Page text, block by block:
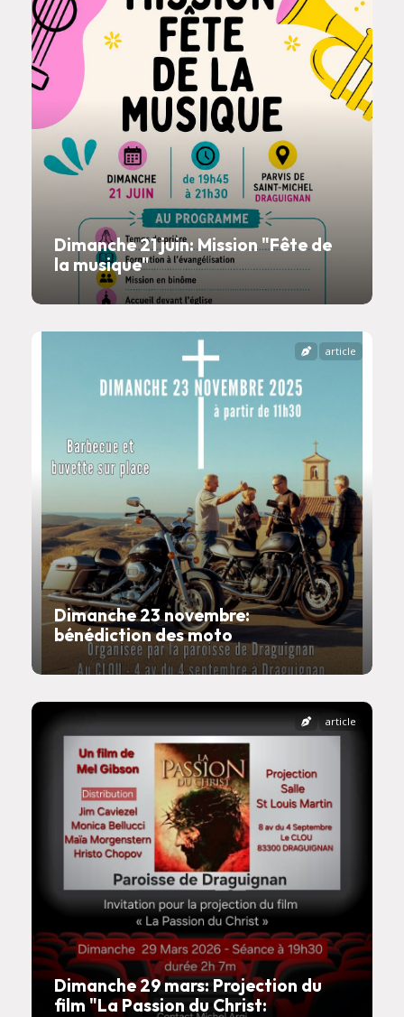
Dimanche 21 juin: Mission "Fête de
la musique"
Dimanche 23 novembre:
bénédiction des moto
article
Dimanche 29 mars: Projection du
film "La Passion du Christ:
article